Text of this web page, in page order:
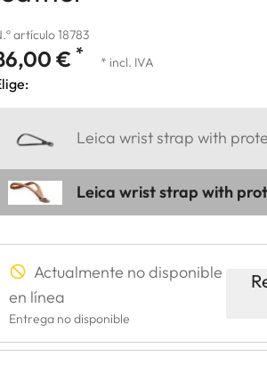
artículo 18783
€ * * incl. IVA
Leica wrist strap with
Leica wrist strap with
Actualmente no disponible
en línea
Entrega no disponible